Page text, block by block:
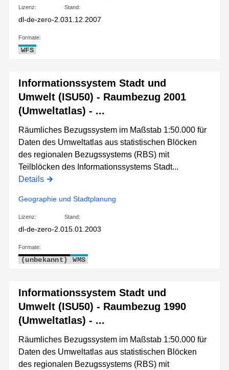
Lizenz:
dl-de-zero-2.0
Stand:
31.12.2007
Formate:
WFS
Informationssystem Stadt und
Umwelt (ISU50) - Raumbezug 2001
(Umweltatlas) - ...
Räumliches Bezugssystem im Maßstab 1:50.000 für
Daten des Umweltatlas aus statistischen Blöcken
des regionalen Bezugssystems (RBS) mit
Teilblöcken des Informationssystems Stadt...
Details
Geographie und Stadtplanung
Lizenz:
dl-de-zero-2.0
Stand:
15.01.2003
Formate:
(unbekannt) WMS
Informationssystem Stadt und
Umwelt (ISU50) - Raumbezug 1990
(Umweltatlas) - ...
Räumliches Bezugssystem im Maßstab 1:50.000 für
Daten des Umweltatlas aus statistischen Blöcken
des regionalen Bezugssystems (RBS) mit